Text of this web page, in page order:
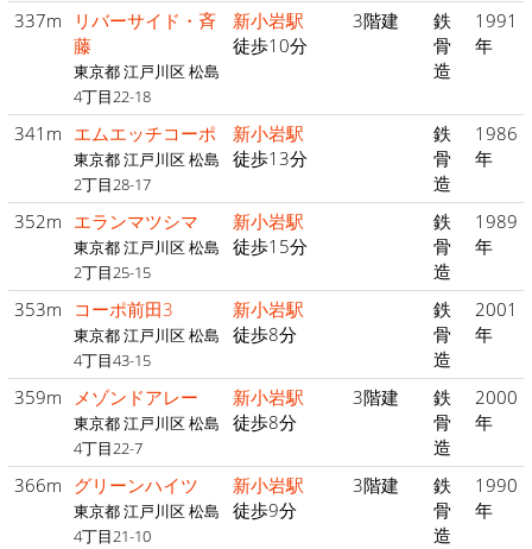
337m
リバーサイド・斉
藤
東京都 江戸川区 松島
4丁目22-18
新小岩駅
徒歩10分
3階建
鉄
骨
造
1991
年
341m エムエッチコーポ
東京都 江戸川区 松島
2丁目28-17
新小岩駅
徒歩13分
鉄
骨
造
1986
年
352m エランマツシマ
東京都 江戸川区 松島
2丁目25-15
新小岩駅
徒歩15分
鉄
骨
造
1989
年
353m コーポ前田3
東京都 江戸川区 松島
4丁目43-15
新小岩駅
徒歩8分
鉄
骨
造
2001
年
359m メゾンドアレー
東京都 江戸川区 松島
4丁目22-7
新小岩駅
徒歩8分
3階建
鉄
骨
造
2000
年
366m グリーンハイツ
東京都 江戸川区 松島
4丁目21-10
新小岩駅
徒歩9分
3階建
鉄
骨
造
1990
年